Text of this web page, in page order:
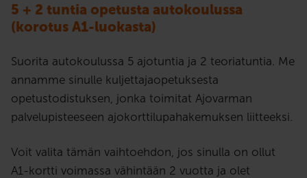
5 + 2 tuntia opetusta autokoulussa
(korotus A1-luokasta)
Suorita autokoulussa 5 ajotuntia ja 2 teoriatuntia. Me
annamme sinulle kuljettajaopetuksesta
opetustodistuksen, jonka toimitat Ajovarman
palvelupisteeseen ajokorttilupahakemuksen liitteeksi.
Voit valita tämän vaihtoehdon, jos sinulla on ollut
A1-kortti voimassa vähintään 2 vuotta ja olet